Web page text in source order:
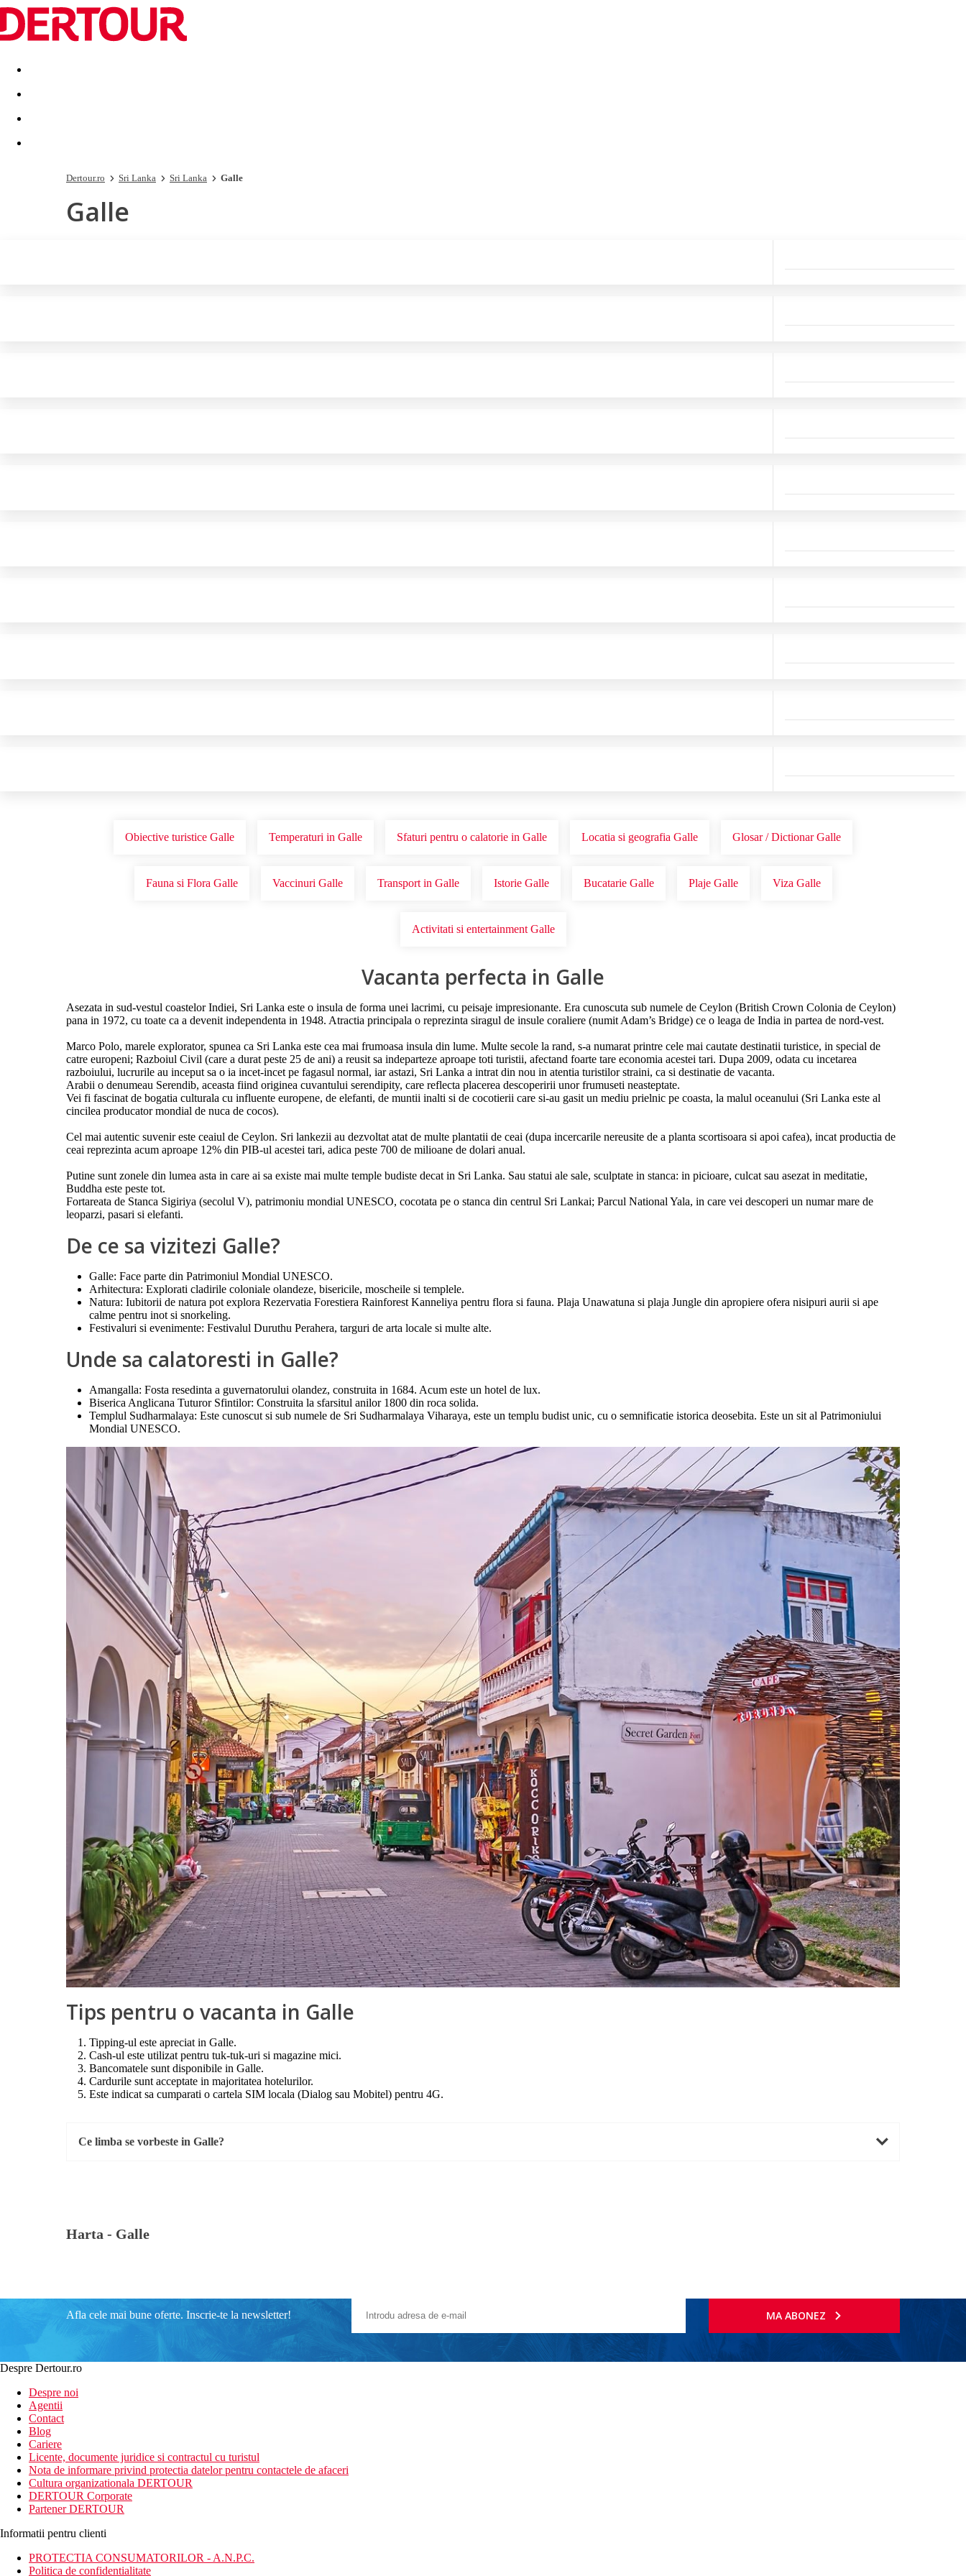
Destinatii Vacanta perfecta OFERTE DE NERATAT
Dertour.ro Sri Lanka Sri Lanka Galle
Galle
Obiective turistice Galle Temperaturi in Galle Sfaturi pentru o calatorie in Galle Locatia si geografia Galle Glosar / Dictionar Galle
Fauna si Flora Galle Vaccinuri Galle Transport in Galle Istorie Galle Bucatarie Galle Plaje Galle Viza Galle
Activitati si entertainment Galle
Vacanta perfecta in Galle
Asezata in sud-vestul coastelor Indiei, Sri Lanka este o insula de forma unei lacrimi, cu peisaje impresionante. Era cunoscuta sub numele de Ceylon (British Crown Colonia de Ceylon)
pana in 1972, cu toate ca a devenit independenta in 1948. Atractia principala o reprezinta siragul de insule coraliere (numit Adam’s Bridge) ce o leaga de India in partea de nord-vest.
Marco Polo, marele explorator, spunea ca Sri Lanka este cea mai frumoasa insula din lume. Multe secole la rand, s-a numarat printre cele mai cautate destinatii turistice, in special de
catre europeni; Razboiul Civil (care a durat peste 25 de ani) a reusit sa indeparteze aproape toti turistii, afectand foarte tare economia acestei tari. Dupa 2009, odata cu incetarea
razboiului, lucrurile au inceput sa o ia incet-incet pe fagasul normal, iar astazi, Sri Lanka a intrat din nou in atentia turistilor straini, ca si destinatie de vacanta.
Arabii o denumeau Serendib, aceasta fiind originea cuvantului serendipity, care reflecta placerea descoperirii unor frumuseti neasteptate.
Vei fi fascinat de bogatia culturala cu influente europene, de elefanti, de muntii inalti si de cocotierii care si-au gasit un mediu prielnic pe coasta, la malul oceanului (Sri Lanka este al
cincilea producator mondial de nuca de cocos).
Cel mai autentic suvenir este ceaiul de Ceylon. Sri lankezii au dezvoltat atat de multe plantatii de ceai (dupa incercarile nereusite de a planta scortisoara si apoi cafea), incat productia de
ceai reprezinta acum aproape 12% din PIB-ul acestei tari, adica peste 700 de milioane de dolari anual.
Putine sunt zonele din lumea asta in care ai sa existe mai multe temple budiste decat in Sri Lanka. Sau statui ale sale, sculptate in stanca: in picioare, culcat sau asezat in meditatie,
Buddha este peste tot.
Fortareata de Stanca Sigiriya (secolul V), patrimoniu mondial UNESCO, cocotata pe o stanca din centrul Sri Lankai; Parcul National Yala, in care vei descoperi un numar mare de
leoparzi, pasari si elefanti.
De ce sa vizitezi Galle?
Galle: Face parte din Patrimoniul Mondial UNESCO.
Arhitectura: Explorati cladirile coloniale olandeze, bisericile, moscheile si templele.
Natura: Iubitorii de natura pot explora Rezervatia Forestiera Rainforest Kanneliya pentru flora si fauna. Plaja Unawatuna si plaja Jungle din apropiere ofera nisipuri aurii si ape
calme pentru inot si snorkeling.
Festivaluri si evenimente: Festivalul Duruthu Perahera, targuri de arta locale si multe alte.
Unde sa calatoresti in Galle?
Amangalla: Fosta resedinta a guvernatorului olandez, construita in 1684. Acum este un hotel de lux.
Biserica Anglicana Tuturor Sfintilor: Construita la sfarsitul anilor 1800 din roca solida.
Templul Sudharmalaya: Este cunoscut si sub numele de Sri Sudharmalaya Viharaya, este un templu budist unic, cu o semnificatie istorica deosebita. Este un sit al Patrimoniului
Mondial UNESCO.
Tips pentru o vacanta in Galle
Tipping-ul este apreciat in Galle.
Cash-ul este utilizat pentru tuk-tuk-uri si magazine mici.
Bancomatele sunt disponibile in Galle.
Cardurile sunt acceptate in majoritatea hotelurilor.
Este indicat sa cumparati o cartela SIM locala (Dialog sau Mobitel) pentru 4G.
Ce limba se vorbeste in Galle?
Harta - Galle
Afla cele mai bune oferte. Inscrie-te la newsletter! MA ABONEZ
Despre Dertour.ro
Despre noi
Agentii
Contact
Blog
Cariere
Licente, documente juridice si contractul cu turistul
Nota de informare privind protectia datelor pentru contactele de afaceri
Cultura organizationala DERTOUR
DERTOUR Corporate
Partener DERTOUR
Informatii pentru clienti
PROTECTIA CONSUMATORILOR - A.N.P.C.
Politica de confidentialitate